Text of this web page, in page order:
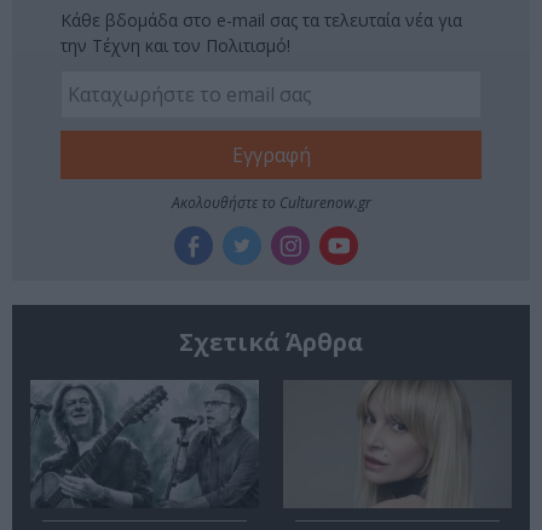
Κάθε βδομάδα στο e-mail σας τα τελευταία νέα για
την Τέχνη και τον Πολιτισμό!
Ακολουθήστε το Culturenow.gr
Σχετικά Άρθρα